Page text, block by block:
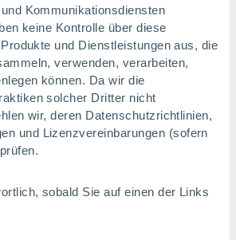
Kommunikationsdiensten
keine Kontrolle über diese
und Dienstleistungen aus, die
verwenden, verarbeiten,
können. Da wir die
solcher Dritter nicht
wir, deren Datenschutzrichtlinien,
und Lizenzvereinbarungen (sofern
sobald Sie auf einen der Links